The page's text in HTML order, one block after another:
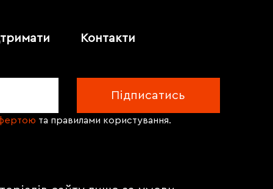
Контакти
та правилами користування.